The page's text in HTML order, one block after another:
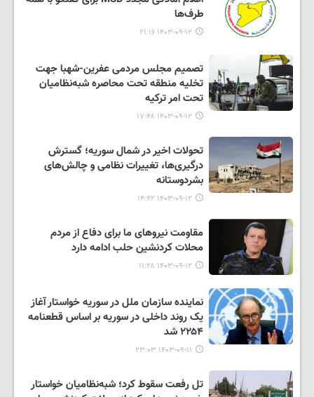
طرف‌ها
۱۴۰۳-۰۹-۱۲ ۲۱:۱۶
تصمیم مجلس مردمی عفرین-شهبا جهت
تخلیه منطقه تحت محاصره شبه‌نظامیان
تحت امر ترکیه
۱۴۰۳-۰۹-۱۲ ۱۷:۴۸
تحولات اخیر در شمال سوریه؛ گسترش
درگیری‌ها، تغییرات نظامی و چالش‌های
بشردوستانه
۱۴۰۳-۰۹-۱۲ ۱۴:۴۲
مقاومت نیروهای ما برای دفاع از مردم
محلات کردنشین حلب ادامه دارد
۱۴۰۳-۰۹-۱۲ ۱۱:۲۸
نماینده سازمان ملل در سوریه خواستار آغاز
یک روند داخلی در سوریه بر اساس قطعنامه
۲۲۵۴ شد
۱۴۰۳-۰۹-۱۱ ۲۳:۰۳
تل رفعت سقوط کرد؛ شبه‌نظامیان خواستار